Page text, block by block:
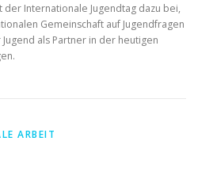
Internationale Jugendtag dazu bei,
Gemeinschaft auf Jugendfragen
als Partner in der heutigen
ARBEIT